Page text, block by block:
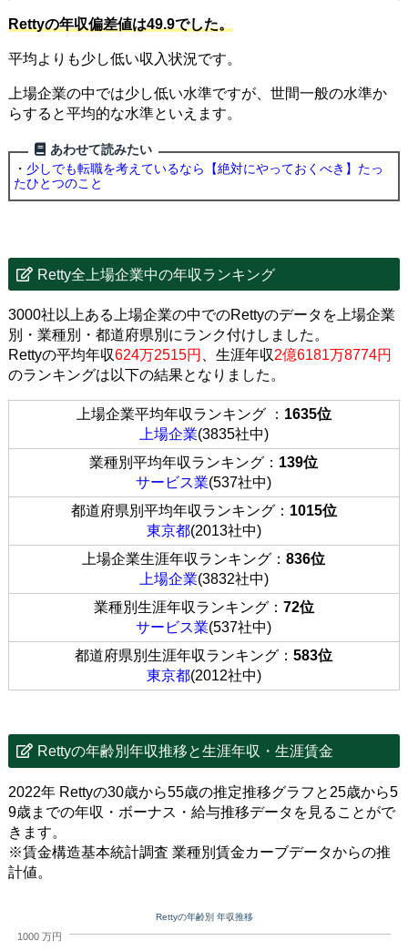
Rettyの年収偏差値は49.9でした。
平均よりも少し低い収入状況です。
上場企業の中では少し低い水準ですが、世間一般の水準か
らすると平均的な水準といえます。
あわせて読みたい
・ 少しでも転職を考えているなら【絶対にやっておくべき】たっ
たひとつのこと
Retty全上場企業中の年収ランキング
3000社以上ある上場企業の中でのRettyのデータを上場企業
別・業種別・都道府県別にランク付けしました。
Rettyの平均年収624万2515円 、生涯年収2億6181万8774円
のランキングは以下の結果となりました。
上場企業平均年収ランキング ： 1635位
上場企業(3835社中)
業種別平均年収ランキング： 139位
サービス業(537社中)
都道府県別平均年収ランキング： 1015位
東京都(2013社中)
上場企業生涯年収ランキング：836位
上場企業(3832社中)
業種別生涯年収ランキング： 72位
サービス業(537社中)
都道府県別生涯年収ランキング：583位
東京都(2012社中)
Rettyの年齢別年収推移と生涯年収・生涯賃金
2022年 Rettyの30歳から55歳の推定推移グラフと25歳から5
9歳までの年収・ボーナス・給与推移データを見ることがで
きます。
※賃金構造基本統計調査 業種別賃金カーブデータからの推
計値。
Rettyの年齢別 年収推移
1000 万円